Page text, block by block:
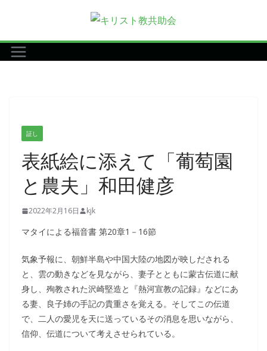
テ
ン
証し
表紙絵に添えて「葡萄園
と農夫」和田健彦
2022年2月16日 kjk
マタイによる福音書 第20章1－16節
気象予報に、朝鮮半島や中国大陸の地図が映しだされる
と、雲の動きなどを見ながら、妻子とともに蒙古伝道に献
身し、殉教された沢崎堅造と『熱河宣教の記録』などにあ
る妻、良子姉の手記の貴重さを覚える。そしてこの伝道
で、二人の愛児を天に送っているその消息を思いながら、
信仰、伝道について考えさせられている。